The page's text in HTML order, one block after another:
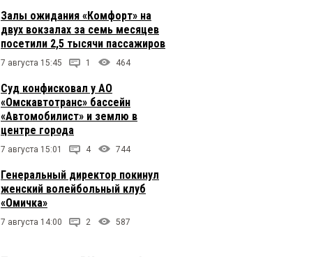
Залы ожидания «Комфорт» на
двух вокзалах за семь месяцев
посетили 2,5 тысячи пассажиров
7 августа 15:45 1 464
Суд конфисковал у АО
«Омскавтотранс» бассейн
«Автомобилист» и землю в
центре города
7 августа 15:01 4 744
Генеральный директор покинул
женский волейбольный клуб
«Омичка»
7 августа 14:00 2 587